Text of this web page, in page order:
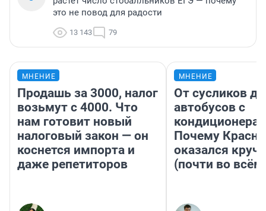
это не повод для радости
13 143 79
МНЕНИЕ
Продашь за 3000, налог
возьмут с 4000. Что
нам готовит новый
налоговый закон — он
коснется импорта и
даже репетиторов
МНЕНИЕ
От сусликов до
автобусов с
Почему
оказался
(почти во